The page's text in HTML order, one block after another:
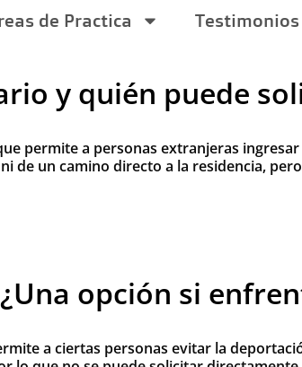
de Practica Testimonios
y quién puede
permite a personas extranjeras
de un camino directo a la residencia,
opción si
a ciertas personas evitar la